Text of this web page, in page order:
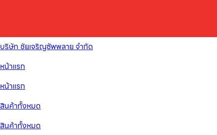
บริษัท ชัยเจริญซัพพลาย จำกัด
หน้าแรก
หน้าแรก
สินค้าทั้งหมด
สินค้าทั้งหมด